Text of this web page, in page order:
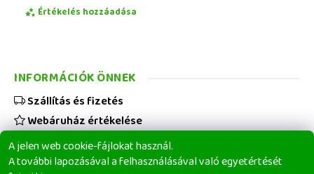
Értékelés hozzáadása
A jelen web cookie-fájlokat használ.
A további lapozásával a felhasználásával való egyetértését
INFORMÁCIÓK ÖNNEK
Szállítás és fizetés
Webáruház értékelése
Viszonteladóknak
Üzleti feltételek